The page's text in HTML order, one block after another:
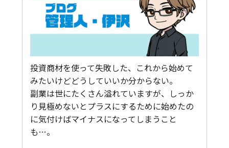
投資商材を使って失敗した、これから始めて
みたいけどどうしていいか分からない。
副業は世にたくさん溢れていますが、しっか
り見極めないとプラスにするために始めたの
に気付けばマイナスになってしまうこと
も…。